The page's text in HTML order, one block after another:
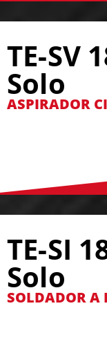
TE-SV
Solo
ASPIRADOR
TE-SI
Solo
SOLDADOR A